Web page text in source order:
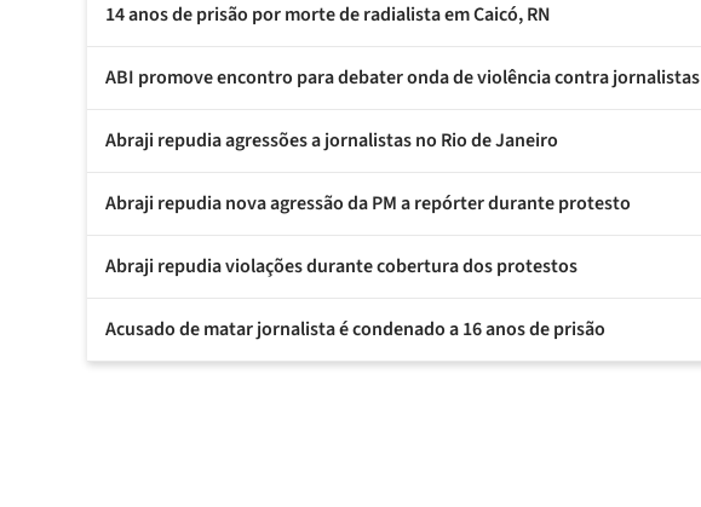
14 anos de prisão por morte de radialista em Caicó, RN
ABI promove encontro para debater onda de violência contra jornalistas
Abraji repudia agressões a jornalistas no Rio de Janeiro
Abraji repudia nova agressão da PM a repórter durante protesto
Abraji repudia violações durante cobertura dos protestos
Acusado de matar jornalista é condenado a 16 anos de prisão